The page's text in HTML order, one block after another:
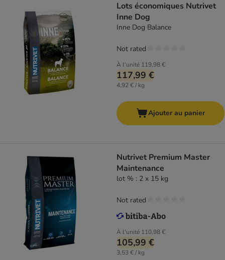
Lots économiques Nutrivet
Inne Dog
Inne Dog Balance
À l'unité 119,98 €
117,99 €
4,92 € / kg
Not rated
Ajouter au panier
Nutrivet Premium Master
Maintenance
lot % : 2 x 15 kg
À l'unité 110,98 €
105,99 €
3,53 € / kg
Not rated